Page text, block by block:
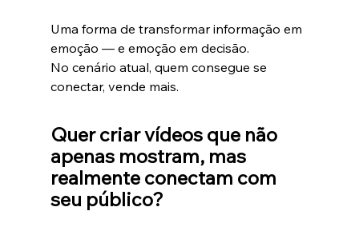
Uma forma de transformar informação em
emoção — e emoção em decisão.
No cenário atual, quem consegue se
conectar, vende mais.
Quer criar vídeos que não
apenas mostram, mas
realmente conectam com
seu público?